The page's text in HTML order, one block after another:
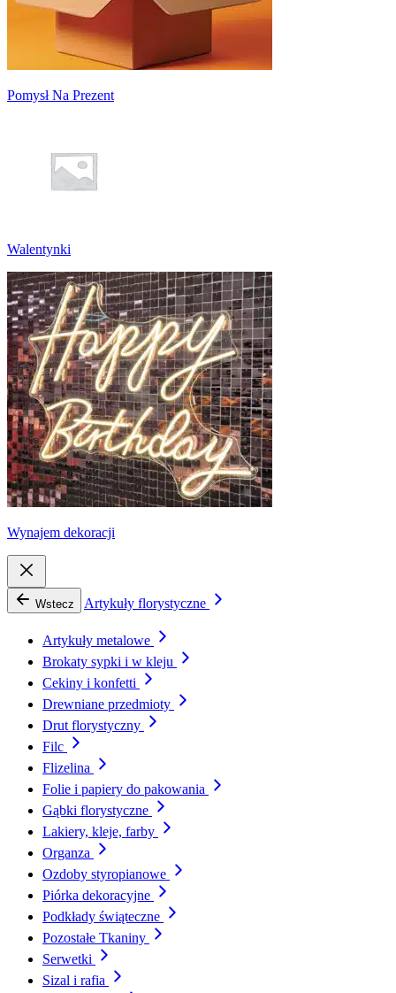
Pomysł Na Prezent
Walentynki
Wynajem dekoracji
Wstecz Artykuły florystyczne
Artykuły metalowe
Brokaty sypki i w kleju
Cekiny i konfetti
Drewniane przedmioty
Drut florystyczny
Filc
Flizelina
Folie i papiery do pakowania
Gąbki florystyczne
Lakiery, kleje, farby
Organza
Ozdoby styropianowe
Piórka dekoracyjne
Podkłady świąteczne
Pozostałe Tkaniny
Serwetki
Sizal i rafia